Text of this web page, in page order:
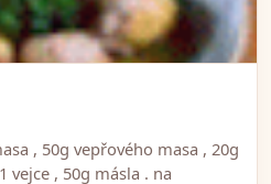
, 50g vepřového masa , 20g
vejce , 50g másla . na